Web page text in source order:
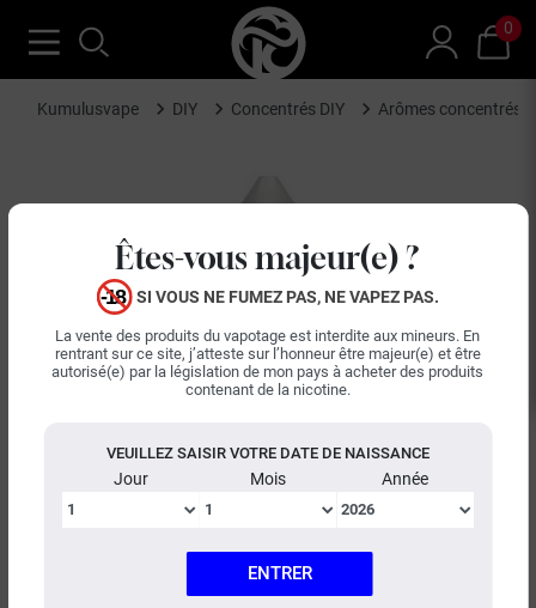
Êtes-vous majeur(e) ?
SI VOUS NE FUMEZ PAS, NE VAPEZ PAS.
La vente des produits du vapotage est interdite aux mineurs. En
rentrant sur ce site, j’atteste sur l’honneur être majeur(e) et être
autorisé(e) par la législation de mon pays à acheter des produits
contenant de la nicotine.
VEUILLEZ SAISIR VOTRE DATE DE NAISSANCE
Jour Mois Année
ENTRER
0
Kumulusvape DIY Concentrés DIY Arômes concentrés